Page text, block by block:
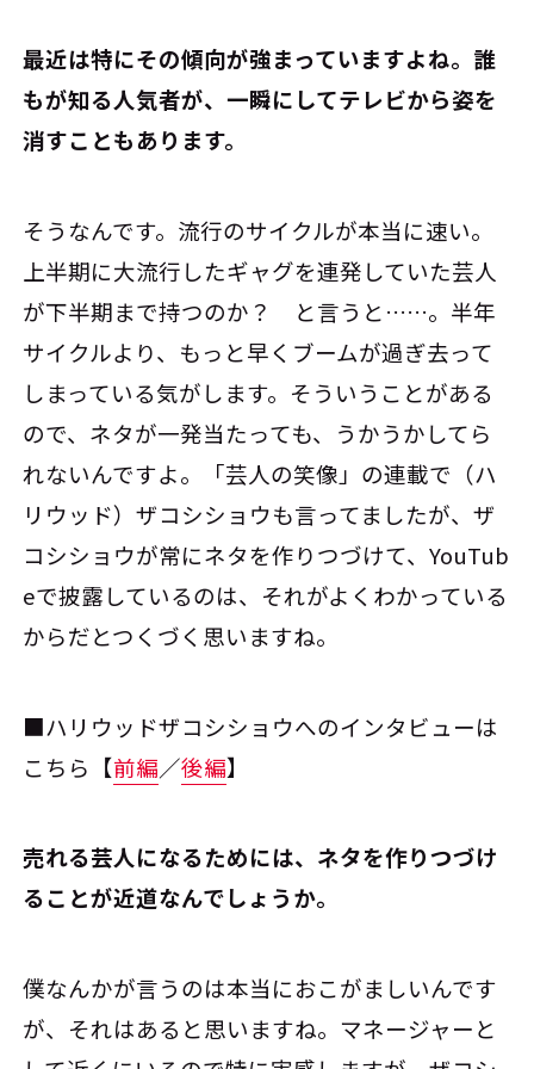
――最近は特にその傾向が強まっていますよね。誰
もが知る人気者が、一瞬にしてテレビから姿を
消すこともあります。
そうなんです。流行のサイクルが本当に速い。
上半期に大流行したギャグを連発していた芸人
が下半期まで持つのか？ と言うと……。半年
サイクルより、もっと早くブームが過ぎ去って
しまっている気がします。そういうことがある
ので、ネタが一発当たっても、うかうかしてら
れないんですよ。「芸人の笑像」の連載で（ハ
リウッド）ザコシショウも言ってましたが、ザ
コシショウが常にネタを作りつづけて、YouTub
eで披露しているのは、それがよくわかっている
からだとつくづく思いますね。
■ハリウッドザコシショウへのインタビューは
こちら【前編／後編】
――売れる芸人になるためには、ネタを作りつづけ
ることが近道なんでしょうか。
僕なんかが言うのは本当におこがましいんです
が、それはあると思いますね。マネージャーと